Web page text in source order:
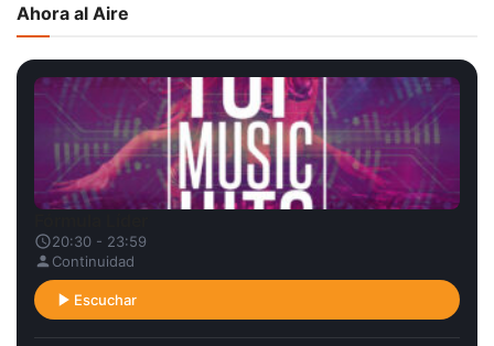
Ahora al Aire
20:30 - 23:59
Continuidad
Escuchar